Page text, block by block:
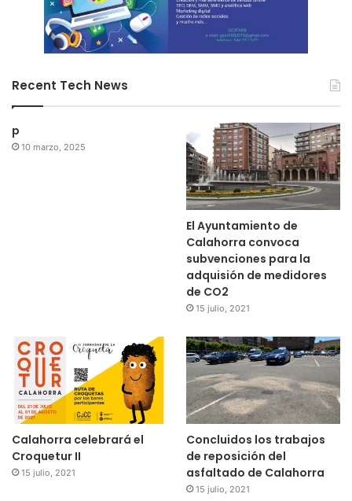
Recent Tech News
p
10 marzo, 2025
El Ayuntamiento de
Calahorra convoca
subvenciones para la
adquisión de medidores
de CO2
15 julio, 2021
Calahorra celebrará el
Croquetur II
15 julio, 2021
Concluidos los trabajos
de reposición del
asfaltado de Calahorra
15 julio, 2021